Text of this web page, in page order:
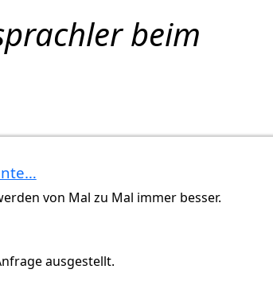
beim
von Mal zu Mal immer besser.
ausgestellt.